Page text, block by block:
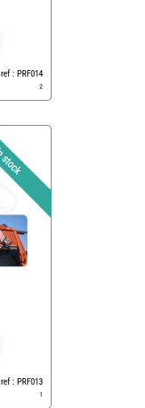
ref : PRF014
2
ref : PRF013
1